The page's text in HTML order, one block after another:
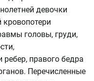
девочки
кровопотери
головы, груди,
правого бедра
Перечисленные